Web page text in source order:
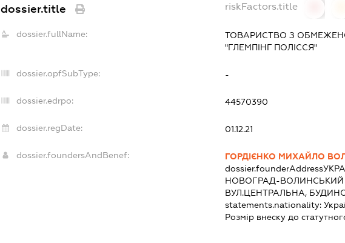
dossier.title riskFactors.title
dossier.fullName:
ТОВАРИСТВО З
"ГЛЕМПІНГ ПОЛІССЯ"
dossier.opfSubType: -
dossier.edrpo: 44570390
dossier.regDate: 01.12.21
dossier.foundersAndBenef:
ГОРДІЄНКО МИХАЙЛО
dossier.founderAddress
НОВОГРАД-ВОЛИНСЬКИЙ
ВУЛ.ЦЕНТРАЛЬНА,
statements.nationality:
Розмір внеску до